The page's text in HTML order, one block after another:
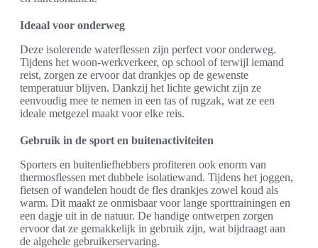
Ideaal voor onderweg
Deze isolerende waterflessen zijn perfect voor onderweg.
Tijdens het woon-werkverkeer, op school of terwijl iemand
reist, zorgen ze ervoor dat drankjes op de gewenste
temperatuur blijven. Dankzij het lichte gewicht zijn ze
eenvoudig mee te nemen in een tas of rugzak, wat ze een
ideale metgezel maakt voor elke reis.
Gebruik in de sport en buitenactiviteiten
Sporters en buitenliefhebbers profiteren ook enorm van
thermosflessen met dubbele isolatiewand. Tijdens het joggen,
fietsen of wandelen houdt de fles drankjes zowel koud als
warm. Dit maakt ze onmisbaar voor lange sporttrainingen en
een dagje uit in de natuur. De handige ontwerpen zorgen
ervoor dat ze gemakkelijk in gebruik zijn, wat bijdraagt aan
de algehele gebruikerservaring.